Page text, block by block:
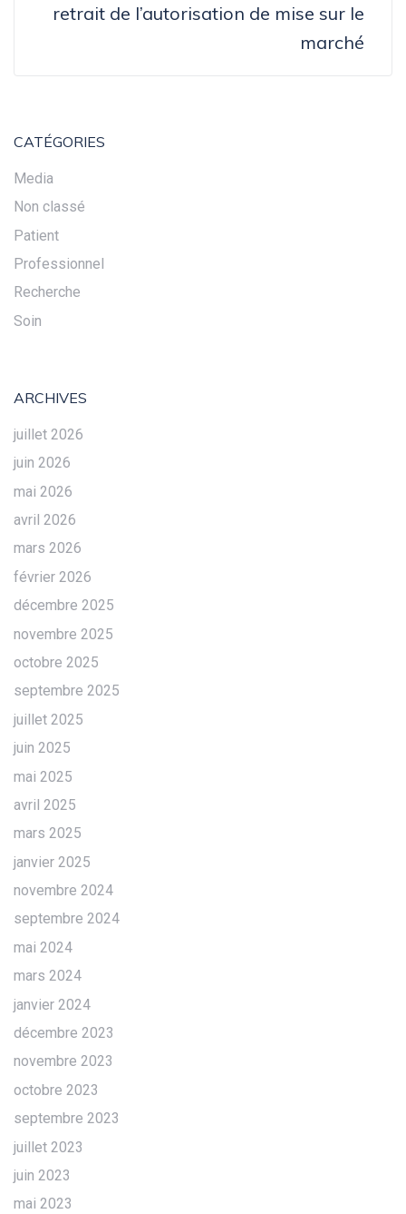
retrait de l’autorisation de mise sur le
marché
CATÉGORIES
Media
Non classé
Patient
Professionnel
Recherche
Soin
ARCHIVES
juillet 2026
juin 2026
mai 2026
avril 2026
mars 2026
février 2026
décembre 2025
novembre 2025
octobre 2025
septembre 2025
juillet 2025
juin 2025
mai 2025
avril 2025
mars 2025
janvier 2025
novembre 2024
septembre 2024
mai 2024
mars 2024
janvier 2024
décembre 2023
novembre 2023
octobre 2023
septembre 2023
juillet 2023
juin 2023
mai 2023